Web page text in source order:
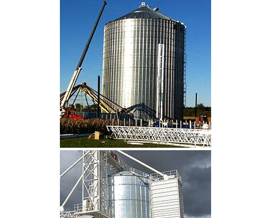
CLIQUEZ POUR AGRANDIR